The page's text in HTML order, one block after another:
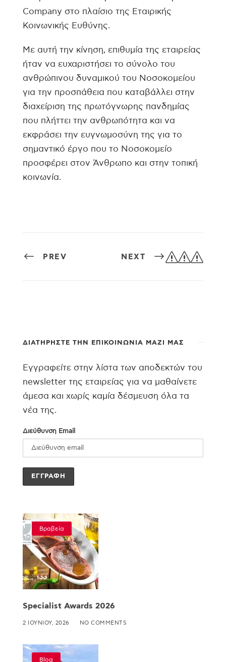
Company στο πλαίσιο της Εταιρικής
Κοινωνικής Ευθύνης.
Με αυτή την κίνηση, επιθυμία της εταιρείας
ήταν να ευχαριστήσει το σύνολο του
ανθρώπινου δυναμικού του Νοσοκομείου
για την προσπάθεια που καταβάλλει στην
διαχείριση της πρωτόγνωρης πανδημίας
που πλήττει την ανθρωπότητα και να
εκφράσει την ευγνωμοσύνη της για το
σημαντικό έργο που το Νοσοκομείο
προσφέρει στον Άνθρωπο και στην τοπική
κοινωνία.
PREV NEXT sss
ΔΙΑΤΗΡΉΣΤΕ ΤΗΝ ΕΠΙΚΟΙΝΩΝΊΑ ΜΑΖΊ ΜΑΣ
Εγγραφείτε στην λίστα των αποδεκτών του
newsletter της εταιρείας για να μαθαίνετε
άμεσα και χωρίς καμία δέσμευση όλα τα
νέα της.
Διεύθυνση Email
Βραβεία
Specialist Awards 2026
2 ΙΟΥΝΊΟΥ, 2026 NO COMMENTS
Blog